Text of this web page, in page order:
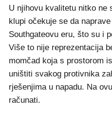
U njihovu kvalitetu nitko ne
klupi očekuje se da
Southgateovu eru, što su i
Više to nije reprezentacija
momčad koja s prostorom
uništiti svakog protivnika
rješenjima u napadu. Na
računati.